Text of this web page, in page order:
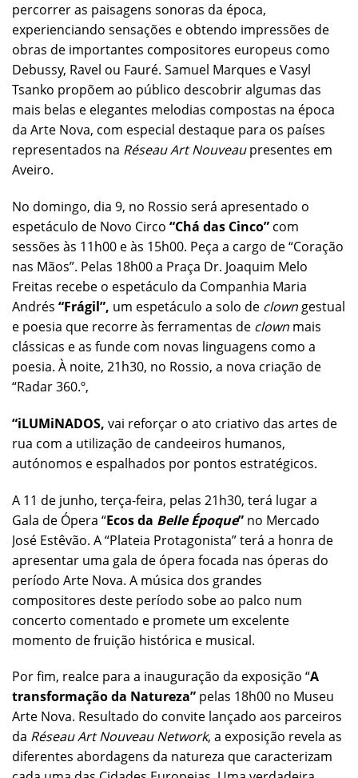
percorrer as paisagens sonoras da época,
experienciando sensações e obtendo impressões de
obras de importantes compositores europeus como
Debussy, Ravel ou Fauré. Samuel Marques e Vasyl
Tsanko propõem ao público descobrir algumas das
mais belas e elegantes melodias compostas na época
da Arte Nova, com especial destaque para os países
representados na Réseau Art Nouveaupresentes em
Aveiro.
No domingo, dia 9, no Rossio será apresentado o
espetáculo de Novo Circo “Chá das Cinco” com
sessões às 11h00 e às 15h00. Peça a cargo de “Coração
nas Mãos”. Pelas 18h00 a Praça Dr. Joaquim Melo
Freitas recebe o espetáculo da Companhia Maria
Andrés “Frágil”, um espetáculo a solo de clown gestual
e poesia que recorre às ferramentas de clown mais
clássicas e as funde com novas linguagens como a
poesia. À noite, 21h30, no Rossio, a nova criação de
“Radar 360.º,
“iLUMiNADOS, vai reforçar o ato criativo das artes de
rua com a utilização de candeeiros humanos,
autónomos e espalhados por pontos estratégicos.
A 11 de junho, terça-feira, pelas 21h30, terá lugar a
Gala de Ópera “Ecos da Belle Époque” no Mercado
José Estêvão. A “Plateia Protagonista” terá a honra de
apresentar uma gala de ópera focada nas óperas do
período Arte Nova. A música dos grandes
compositores deste período sobe ao palco num
concerto comentado e promete um excelente
momento de fruição histórica e musical.
Por fim, realce para a inauguração da exposição “A
transformação da Natureza” pelas 18h00 no Museu
Arte Nova. Resultado do convite lançado aos parceiros
da Réseau Art Nouveau Network, a exposição revela as
diferentes abordagens da natureza que caracterizam